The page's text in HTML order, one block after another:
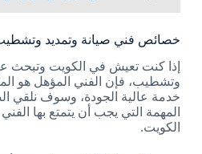
خصائص فني صيانة وتمديد
إذا كنت تعيش في الكويت وتبحث
وتشطيب، فإن الفني المؤهل هو
خدمة عالية الجودة، وسوف نلقي
المهمة التي يجب أن يتمتع بها
الكويت.